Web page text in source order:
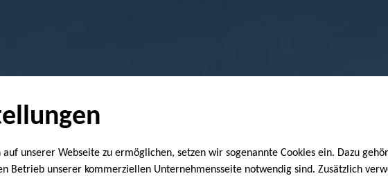
unserer Webseite zu ermöglichen, setzen wir sogenannte Cookies ein. Dazu
Betrieb unserer kommerziellen Unternehmensseite notwendig sind. Zusätzlich